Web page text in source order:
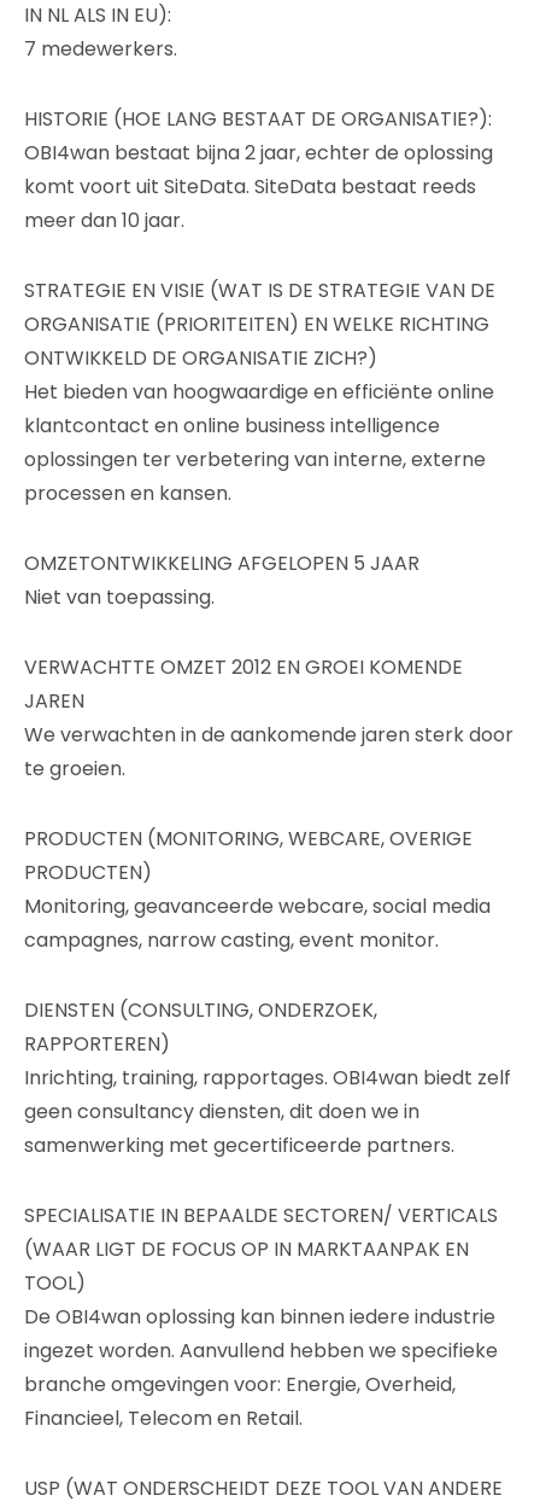
IN NL ALS IN EU):
7 medewerkers.
HISTORIE (HOE LANG BESTAAT DE ORGANISATIE?):
OBI4wan bestaat bijna 2 jaar, echter de oplossing
komt voort uit SiteData. SiteData bestaat reeds
meer dan 10 jaar.
STRATEGIE EN VISIE (WAT IS DE STRATEGIE VAN DE
ORGANISATIE (PRIORITEITEN) EN WELKE RICHTING
ONTWIKKELD DE ORGANISATIE ZICH?)
Het bieden van hoogwaardige en efficiënte online
klantcontact en online business intelligence
oplossingen ter verbetering van interne, externe
processen en kansen.
OMZETONTWIKKELING AFGELOPEN 5 JAAR
Niet van toepassing.
VERWACHTTE OMZET 2012 EN GROEI KOMENDE
JAREN
We verwachten in de aankomende jaren sterk door
te groeien.
PRODUCTEN (MONITORING, WEBCARE, OVERIGE
PRODUCTEN)
Monitoring, geavanceerde webcare, social media
campagnes, narrow casting, event monitor.
DIENSTEN (CONSULTING, ONDERZOEK,
RAPPORTEREN)
Inrichting, training, rapportages. OBI4wan biedt zelf
geen consultancy diensten, dit doen we in
samenwerking met gecertificeerde partners.
SPECIALISATIE IN BEPAALDE SECTOREN/ VERTICALS
(WAAR LIGT DE FOCUS OP IN MARKTAANPAK EN
TOOL)
De OBI4wan oplossing kan binnen iedere industrie
ingezet worden. Aanvullend hebben we specifieke
branche omgevingen voor: Energie, Overheid,
Financieel, Telecom en Retail.
USP (WAT ONDERSCHEIDT DEZE TOOL VAN ANDERE